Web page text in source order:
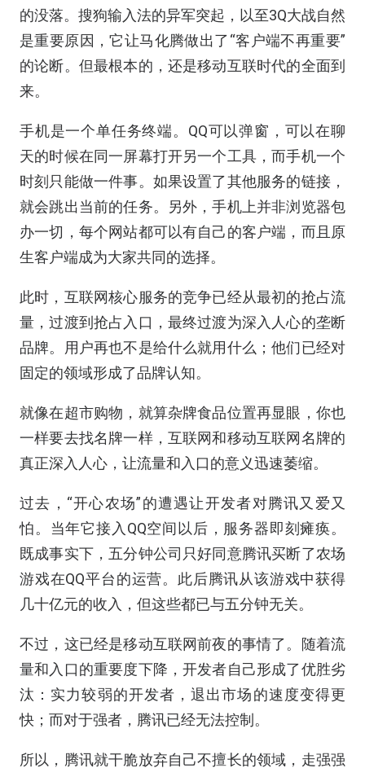
的没落。搜狗输入法的异军突起，以至3Q大战自然
是重要原因，它让马化腾做出了“客户端不再重要”
的论断。但最根本的，还是移动互联时代的全面到
来。
手机是一个单任务终端。QQ可以弹窗，可以在聊
天的时候在同一屏幕打开另一个工具，而手机一个
时刻只能做一件事。如果设置了其他服务的链接，
就会跳出当前的任务。另外，手机上并非浏览器包
办一切，每个网站都可以有自己的客户端，而且原
生客户端成为大家共同的选择。
此时，互联网核心服务的竞争已经从最初的抢占流
量，过渡到抢占入口，最终过渡为深入人心的垄断
品牌。用户再也不是给什么就用什么；他们已经对
固定的领域形成了品牌认知。
就像在超市购物，就算杂牌食品位置再显眼，你也
一样要去找名牌一样，互联网和移动互联网名牌的
真正深入人心，让流量和入口的意义迅速萎缩。
过去，“开心农场”的遭遇让开发者对腾讯又爱又
怕。当年它接入QQ空间以后，服务器即刻瘫痪。
既成事实下，五分钟公司只好同意腾讯买断了农场
游戏在QQ平台的运营。此后腾讯从该游戏中获得
几十亿元的收入，但这些都已与五分钟无关。
不过，这已经是移动互联网前夜的事情了。随着流
量和入口的重要度下降，开发者自己形成了优胜劣
汰：实力较弱的开发者，退出市场的速度变得更
快；而对于强者，腾讯已经无法控制。
所以，腾讯就干脆放弃自己不擅长的领域，走强强